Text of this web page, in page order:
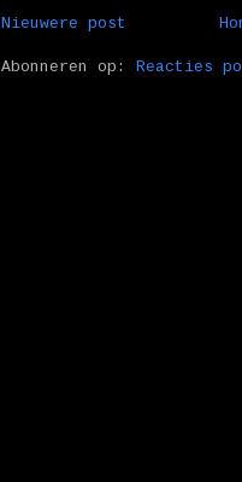
Nieuwere post
Abonneren op: Reacties